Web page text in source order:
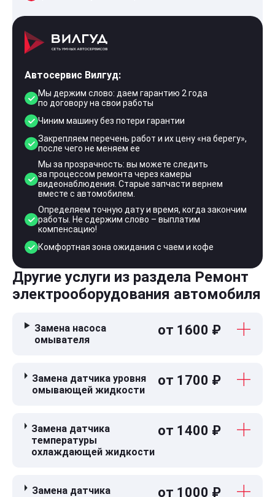
Автосервис Вилгуд:
Мы держим слово: даем гарантию 2 года
по договору на свои работы
Чиним машину без потери гарантии
Закрепляем перечень работ и их цену «на берегу»,
после чего не меняем ее
Мы за прозрачность: вы можете следить
за процессом ремонта через камеры
видеонаблюдения. Старые запчасти вернем
вместе с автомобилем.
Определяем точную дату и время, когда закончим
работы. Не сдержим слово – выплатим
компенсацию!
Комфортная зона ожидания с чаем и кофе
Другие услуги из раздела Ремонт
электрооборудования автомобиля
Замена насоса
омывателя
от 1600 ₽
Замена датчика уровня
омывающей жидкости
от 1700 ₽
Замена датчика
температуры
охлаждающей жидкости
от 1400 ₽
Замена датчика
от 1000 ₽